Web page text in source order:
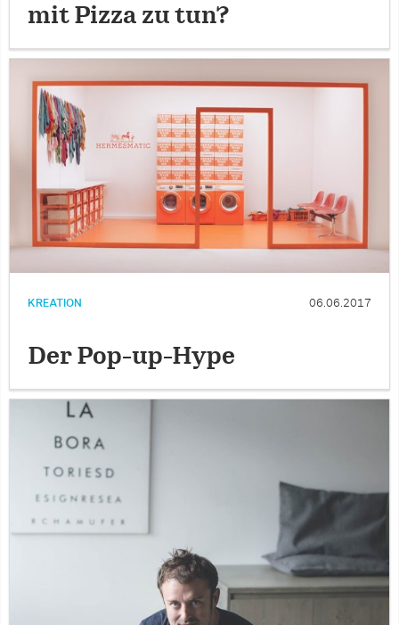
mit Pizza zu tun?
KREATION 06.06.2017
Der Pop-up-Hype